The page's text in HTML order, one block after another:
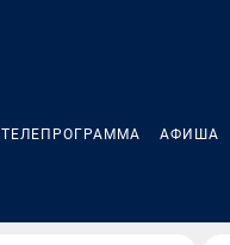
ТЕЛЕПРОГРАММА АФИША